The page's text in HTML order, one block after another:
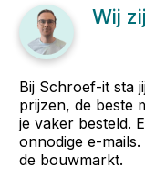
Wij
Bij Schroef-it sta
prijzen, de beste
je vaker besteld.
onnodige e-
de bouwmarkt.